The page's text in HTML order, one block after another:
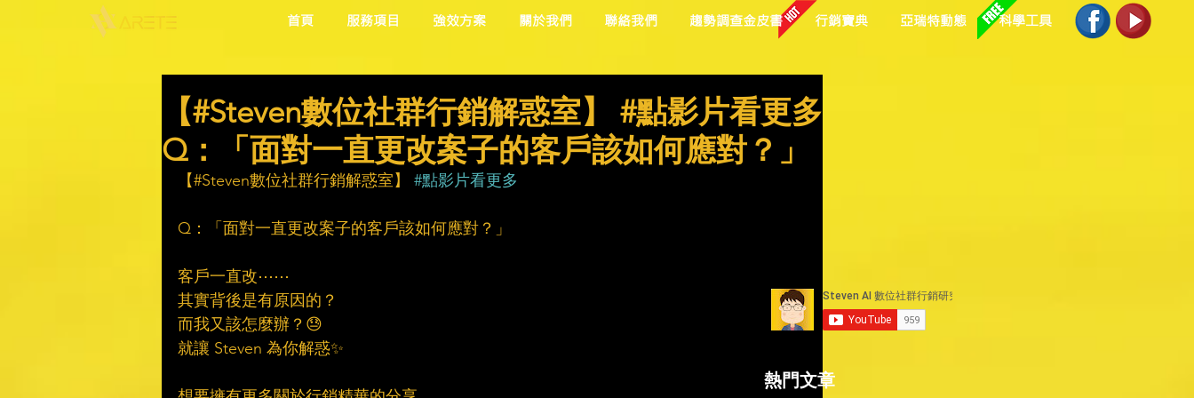
首頁 服務項目 強效方案 關於我們 聯絡我們 趨勢調查金皮書 行銷寶典 亞瑞特動態 科學工具
【#Steven數位社群行銷解惑室】 #點影片看更多​
Q：「面對一直更改案子的客戶該如何應對？」
【#Steven數位社群行銷解惑室】 #點影片看更多
Q：「面對一直更改案子的客戶該如何應對？」
客戶一直改⋯⋯
其實背後是有原因的？
而我又該怎麼辦？😓
就讓 Steven 為你解惑✨
熱門文章